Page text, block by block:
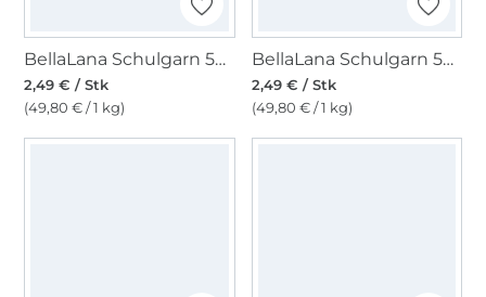
BellaLana Schulgarn 50gr. , natur
2,49 € / Stk
(49,80 € / 1 kg)
BellaLana Schulgarn 50gr. , rot
2,49 € / Stk
(49,80 € / 1 kg)